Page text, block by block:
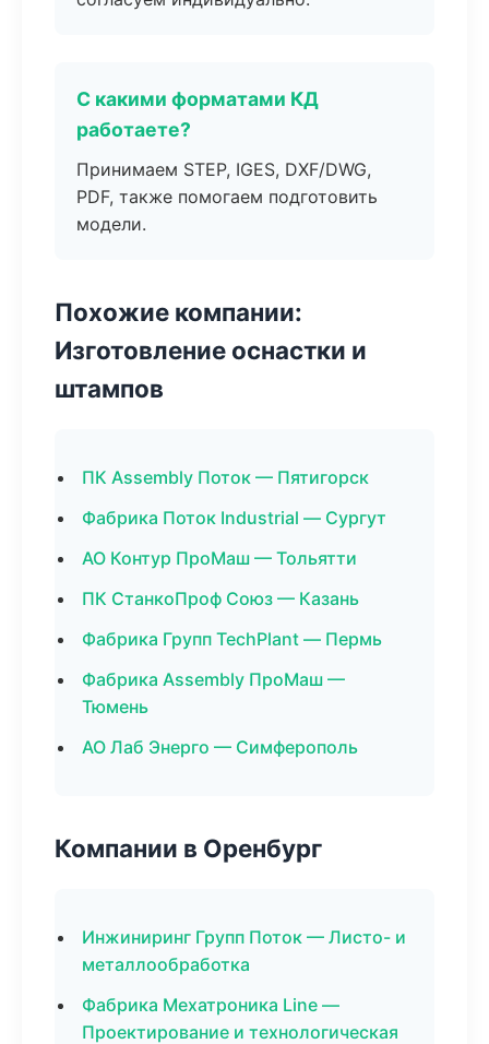
С какими форматами КД
работаете?
Принимаем STEP, IGES, DXF/DWG,
PDF, также помогаем подготовить
модели.
Похожие компании:
Изготовление оснастки и
штампов
ПК Assembly Поток — Пятигорск
Фабрика Поток Industrial — Сургут
АО Контур ПроМаш — Тольятти
ПК СтанкоПроф Союз — Казань
Фабрика Групп TechPlant — Пермь
Фабрика Assembly ПроМаш —
Тюмень
АО Лаб Энерго — Симферополь
Компании в Оренбург
Инжиниринг Групп Поток — Листо- и
металлообработка
Фабрика Мехатроника Line —
Проектирование и технологическая